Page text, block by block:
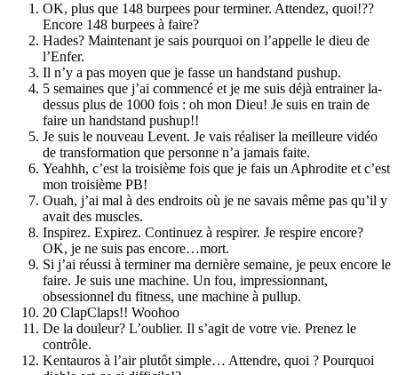
OK, plus que 148 burpees pour terminer. Attendez, quoi!??
Encore 148 burpees à faire?
Hades? Maintenant je sais pourquoi on l’appelle le dieu de
l’Enfer.
Il n’y a pas moyen que je fasse un handstand pushup.
5 semaines que j’ai commencé et je me suis déjà entrainer la-
dessus plus de 1000 fois : oh mon Dieu! Je suis en train de
faire un handstand pushup!!
Je suis le nouveau Levent. Je vais réaliser la meilleure vidéo
de transformation que personne n’a jamais faite.
Yeahhh, c’est la troisième fois que je fais un Aphrodite et c’est
mon troisième PB!
Ouah, j’ai mal à des endroits où je ne savais même pas qu’il y
avait des muscles.
Inspirez. Expirez. Continuez à respirer. Je respire encore?
OK, je ne suis pas encore…mort.
Si j’ai réussi à terminer ma dernière semaine, je peux encore le
faire. Je suis une machine. Un fou, impressionnant,
obsessionnel du fitness, une machine à pullup.
20 ClapClaps!! Woohoo
De la douleur? L’oublier. Il s’agit de votre vie. Prenez le
contrôle.
Kentauros à l’air plutôt simple… Attendre, quoi ? Pourquoi